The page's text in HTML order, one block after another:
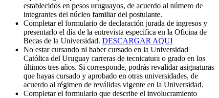
establecidos en pesos uruguayos, de acuerdo al número de
integrantes del núcleo familiar del postulante.
Completar el formulario de declaración jurada de ingresos y
presentarlo el día de la entrevista específica en la Oficina de
Becas de la Universidad. DESCARGAR AQUI
No estar cursando ni haber cursado en la Universidad
Católica del Uruguay carreras de tecnicatura o grado en los
últimos tres años. Si corresponde, podrás revalidar asignaturas
que hayas cursado y aprobado en otras universidades, de
acuerdo al régimen de reválidas vigente en la Universidad.
Completar el formulario que describe el involucramiento